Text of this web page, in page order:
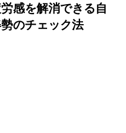
感を解消できる自
のチェック法